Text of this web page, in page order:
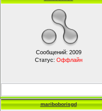
Сообщений: 2009
Статус: Оффлайн
mariboborisgd